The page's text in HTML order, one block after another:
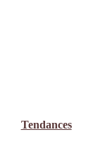
Tendances